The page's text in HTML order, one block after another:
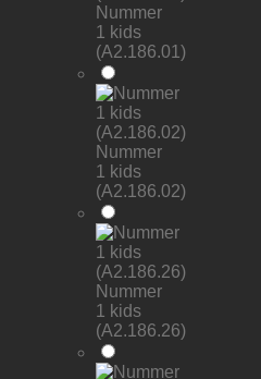
Nummer
1 kids
(A2.186.01)
Nummer
1 kids
(A2.186.02)
Nummer
1 kids
(A2.186.26)